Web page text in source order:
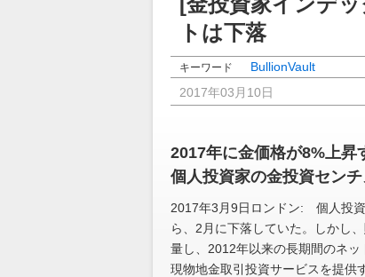
トは下落
キーワード
BullionVault
2017年03月10日
2017年に金価格が8%上昇
個人投資家の金投資セン
2017年3月9日ロンドン: 個人投
ら、2月に下落していた。しかし
量し、2012年以来の長期間のネ
現物地金取引投資サービスを提供